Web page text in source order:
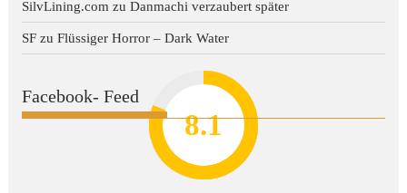
8.2
7.8
7.1
7
8.1
SilvLining.com zuDanmachi verzaubert später
SF zuFlüssiger Horror – Dark Water
Facebook- Feed